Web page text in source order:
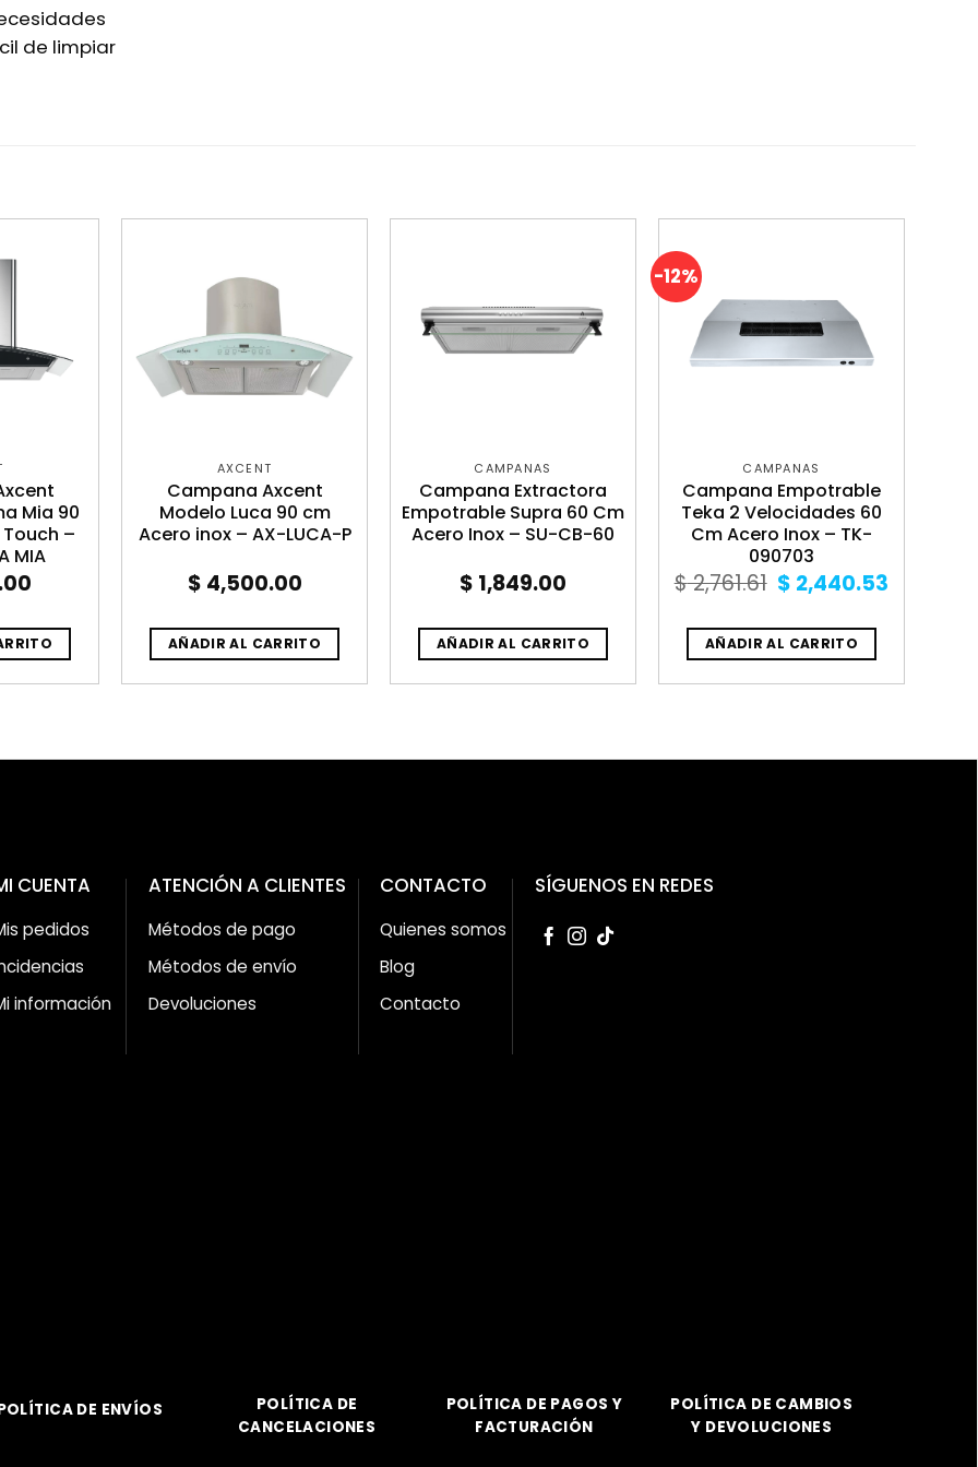
de limpiar
Mia 90
–
MIA
AXCENT
Campana Axcent
Modelo Luca 90 cm
Acero inox – AX-LUCA-P
$ 4,500.00
AÑADIR AL CARRITO
CAMPANAS
Campana Extractora
Empotrable Supra 60 Cm
Acero Inox – SU-CB-60
$ 1,849.00
AÑADIR AL CARRITO
-12%
CAMPANAS
Campana Empotrable
Teka 2 Velocidades 60
Cm Acero Inox – TK-
090703
$2,761.61 Original
price
was:
$ 2,761.61.
$ 2,440.53
AÑADIR AL CARRITO
CUENTA
pedidos
información
ATENCIÓN A CLIENTES
Métodos de pago
Métodos de envío
Devoluciones
CONTACTO
Quienes somos
Blog
Contacto
SÍGUENOS EN REDES
DE ENVÍOS
POLÍTICA DE
CANCELACIONES
POLÍTICA DE PAGOS Y
FACTURACIÓN
POLÍTICA DE CAMBIOS
Y DEVOLUCIONES